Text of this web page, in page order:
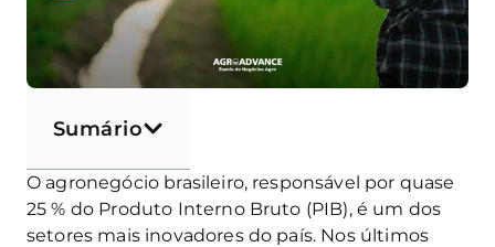
Sumário
O agronegócio brasileiro, responsável por quase
25 % do Produto Interno Bruto (PIB), é um dos
setores mais inovadores do país. Nos últimos